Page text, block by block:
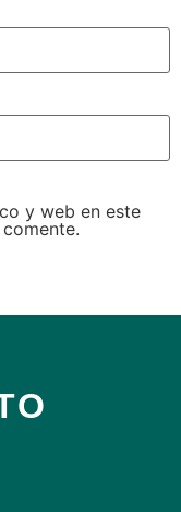
y web en este